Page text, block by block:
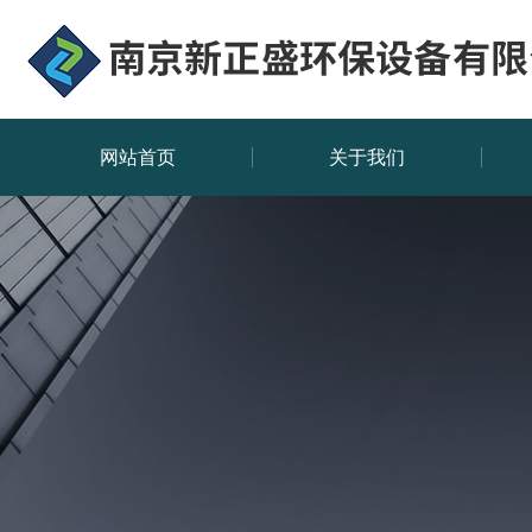
网站首页 关于我们